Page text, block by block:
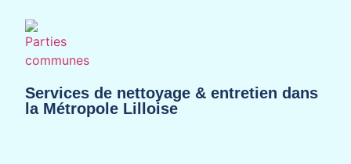
Services de nettoyage & entretien dans
la Métropole Lilloise